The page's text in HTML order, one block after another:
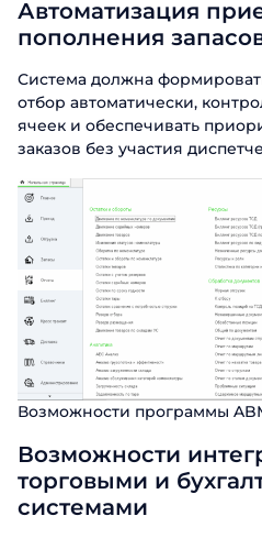
Автоматизация
пополнения
Система должна
отбор автоматически,
ячеек и обеспечивать
заказов без участия
Возможности программы
Возможности
торговыми и
системами